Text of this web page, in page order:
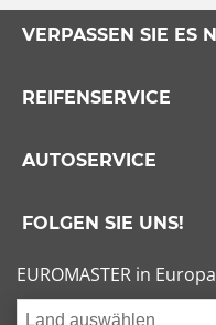
VERPASSEN SIE ES
REIFENSERVICE
AUTOSERVICE
FOLGEN SIE UNS!
EUROMASTER in Europa
Land auswählen